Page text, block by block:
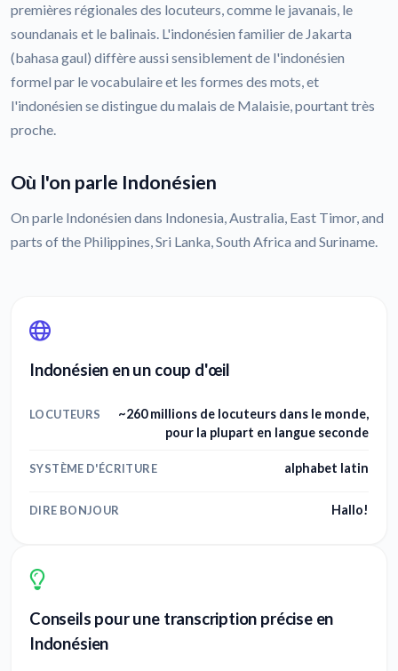
premières régionales des locuteurs, comme le javanais, le
soundanais et le balinais. L'indonésien familier de Jakarta
(bahasa gaul) diffère aussi sensiblement de l'indonésien
formel par le vocabulaire et les formes des mots, et
l'indonésien se distingue du malais de Malaisie, pourtant très
proche.
Où l'on parle Indonésien
On parle Indonésien dans Indonesia, Australia, East Timor, and
parts of the Philippines, Sri Lanka, South Africa and Suriname.
Indonésien en un coup d'œil
LOCUTEURS
~260 millions de locuteurs dans le monde,
pour la plupart en langue seconde
SYSTÈME D'ÉCRITURE alphabet latin
DIRE BONJOUR Hallo!
Conseils pour une transcription précise en
Indonésien